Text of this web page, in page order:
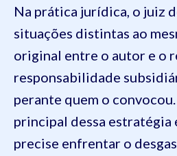
Na prática jurídica, o juiz
situações distintas ao
original entre o autor e o
responsabilidade
perante quem o
principal dessa estratégia
precise enfrentar o